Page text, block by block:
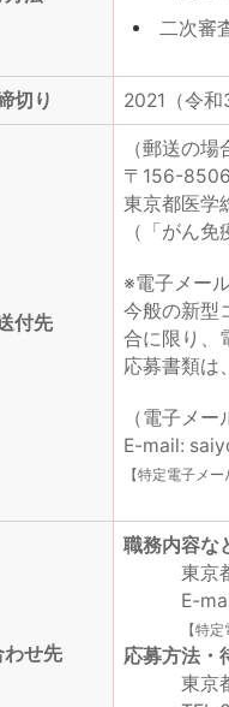
二次審
切り 2021（令
付先
（郵送の場
〒156-
東京都医学
（「がん
※電子メー
今般の新型
合に限り、
応募書類は
（電子メー
E-mail:
【特定電子メ
せ先
職務内容な
東京
E-
【特
応募方法・
東京